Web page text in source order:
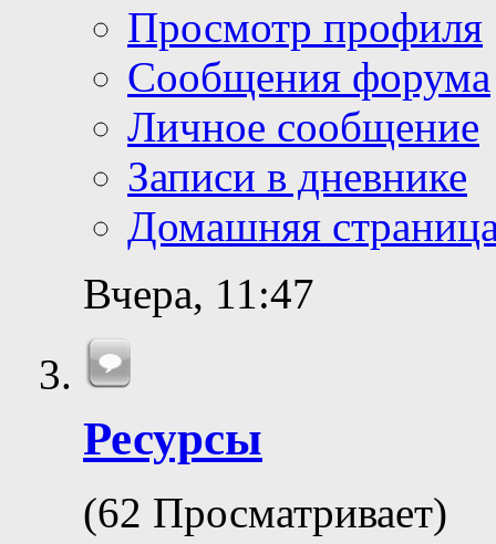
Просмотр профиля
Сообщения форума
Личное сообщение
Записи в дневнике
Домашняя
Вчера, 11:47
Ресурсы
(62 Просматривает)